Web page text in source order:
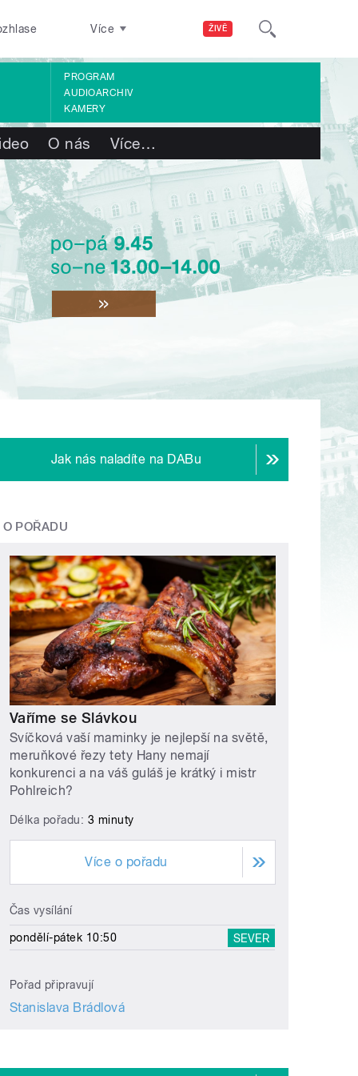
ŽIVĚ
Více
PROGRAM
AUDIOARCHIV
KAMERY
O nás Více…
Jak nás naladíte na DABu
O POŘADU
Vaříme se Slávkou
Svíčková vaší maminky je nejlepší na světě,
meruňkové řezy tety Hany nemají
konkurenci a na váš guláš je krátký i mistr
Pohlreich?
Délka pořadu: 3 minuty
Více o pořadu
Čas vysílání
pondělí-pátek 10:50 SEVER
Pořad připravují
Stanislava Brádlová